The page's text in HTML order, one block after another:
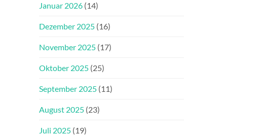
Januar 2026 (14)
Dezember 2025 (16)
November 2025 (17)
Oktober 2025 (25)
September 2025 (11)
August 2025 (23)
Juli 2025 (19)